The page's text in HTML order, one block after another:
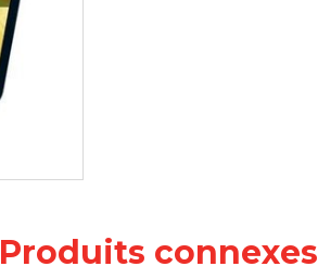
Produits connexes